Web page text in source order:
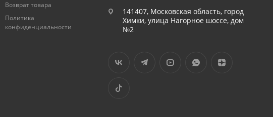
Возврат товара
Политика
конфиденциальности
141407, Московская область, город
Химки, улица Нагорное шоссе, дом
№2